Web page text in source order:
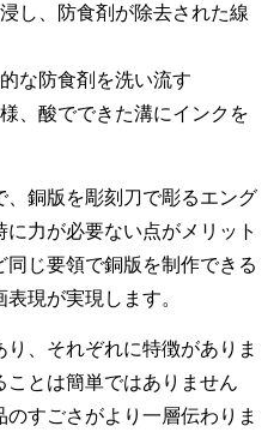
し、防食剤が除去された線
な防食剤を洗い流す
、酸でできた溝にインクを
銅版を彫刻刀で彫るエング
力が必要ない点がメリット
じ要領で銅版を制作できる
現が実現します。
、それぞれに特徴がありま
とは簡単ではありません
すごさがより一層伝わりま